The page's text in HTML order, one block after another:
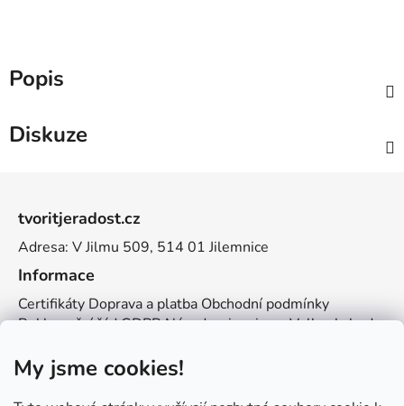
My jsme cookies!
Popis
Diskuze
tvoritjeradost.cz
Adresa: V Jilmu 509, 514 01 Jilemnice
Informace
Certifikáty Doprava a platba Obchodní podmínky
Reklamační řádGDPRNávody a inspiraceVelkoobchod
Kontakt
info@zemetvoreni.cz Míša:605 077 705